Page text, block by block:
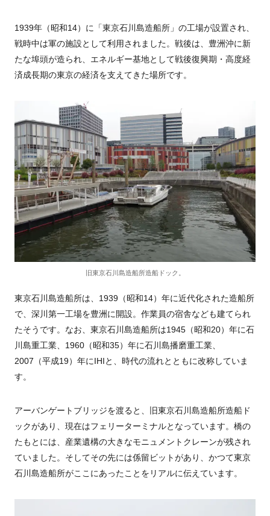
1939年（昭和14）に「東京石川島造船所」の工場が設置され、
戦時中は軍の施設として利用されました。戦後は、豊洲沖に新
たな埠頭が造られ、エネルギー基地として戦後復興期・高度経
済成長期の東京の経済を支えてきた場所です。
旧東京石川島造船所造船ドック。
東京石川島造船所は、1939（昭和14）年に近代化された造船所
で、深川第一工場を豊洲に開設。作業員の宿舎なども建てられ
たそうです。なお、東京石川島造船所は1945（昭和20）年に石
川島重工業、1960（昭和35）年に石川島播磨重工業、
2007（平成19）年にIHIと、時代の流れとともに改称していま
す。
アーバンゲートブリッジを渡ると、旧東京石川島造船所造船ド
ックがあり、現在はフェリーターミナルとなっています。橋の
たもとには、産業遺構の大きなモニュメントクレーンが残され
ていました。そしてその先には係留ビットがあり、かつて東京
石川島造船所がここにあったことをリアルに伝えています。